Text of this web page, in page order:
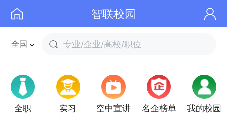
智联校园
全国 专业/企业/高校/职位
全职 实习 空中宣讲 名企榜单 我的校园